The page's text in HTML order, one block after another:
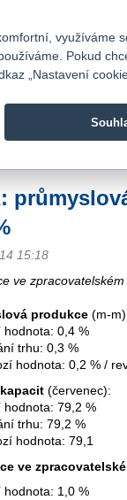
Fio banka
15:18
ve
produkce (m-
hodnota: 0,4 %
trhu: 0,3 %
hodnota: 0,2 % /
(červenec):
hodnota: 79,2 %
trhu: 79,2 %
hodnota: 79,1
ve
hodnota: 1,0 %
využíváme
Pokud
„Nastavení